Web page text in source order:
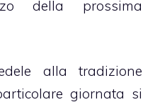
della prossima
alla tradizione
giornata si